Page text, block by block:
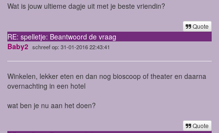
Wat is jouw ultieme dagje uit met je beste vriendin?
Quote
RE: spelletje: Beantwoord de vraag
Baby2 schreef op: 31-01-2016 22:43:41
Winkelen, lekker eten en dan nog bioscoop of theater en daarna
overnachting in een hotel
wat ben je nu aan het doen?
Quote